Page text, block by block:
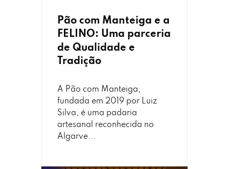
Pão com Manteiga e a
FELINO: Uma parceria
de Qualidade e
Tradição
A Pão com Manteiga,
fundada em 2019 por Luiz
Silva, é uma padaria
artesanal reconhecida no
Algarve...